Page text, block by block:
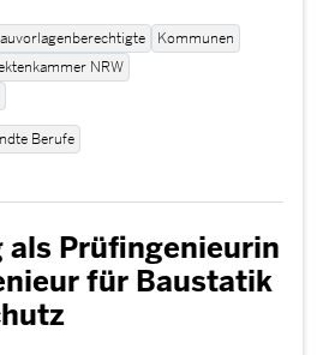
Kommunen
NRW
Berufe
als Prüfingenieurin
für Baustatik